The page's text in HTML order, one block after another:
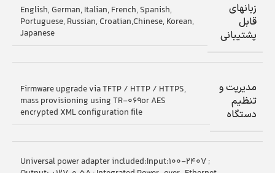
زبانهای
قابل
پشتیبانی
English, German, Italian, French, Spanish,
Portuguese, Russian, Croatian,Chinese, Korean,
Japanese
مدیریت و
تنظیم
دستگاه
Firmware upgrade via TFTP / HTTP / HTTPS,
mass provisioning using TR-069or AES
encrypted XML configuration file
Universal power adapter included:Input:100-240V ;